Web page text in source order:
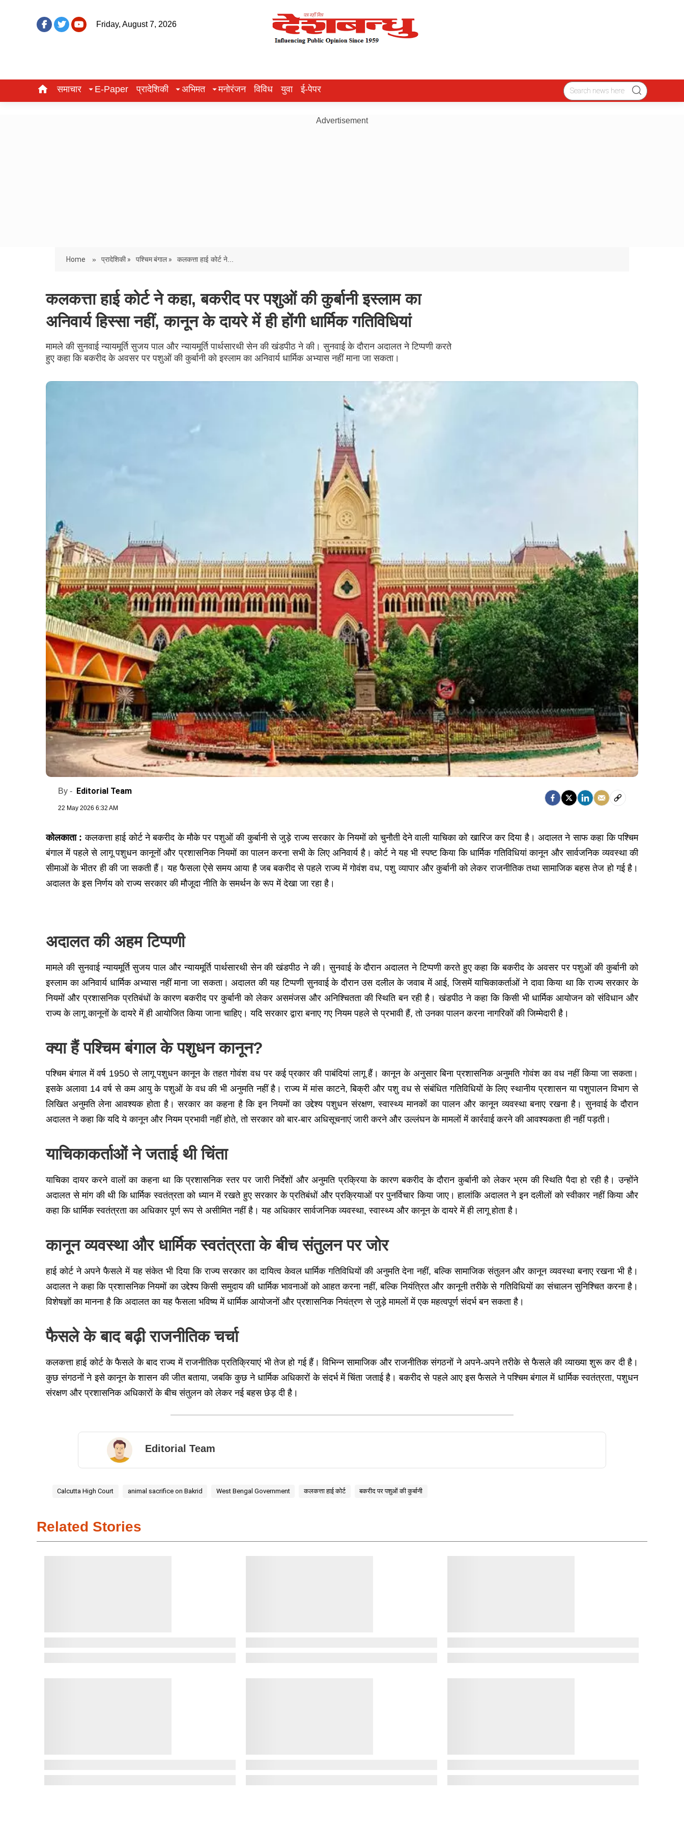
Friday, August 7, 2026
समाचार E-Paper प्रादेशिकी अभिमत मनोरंजन विविध युवा ई-पेपर
Advertisement
Home » प्रादेशिकी » पश्चिम बंगाल » कलकत्ता हाई कोर्ट ने...
कलकत्ता हाई कोर्ट ने कहा, बकरीद पर पशुओं की कुर्बानी इस्लाम का
अनिवार्य हिस्सा नहीं, कानून के दायरे में ही होंगी धार्मिक गतिविधियां
मामले की सुनवाई न्यायमूर्ति सुजय पाल और न्यायमूर्ति पार्थसारथी सेन की खंडपीठ ने की। सुनवाई के दौरान अदालत ने टिप्पणी करते
हुए कहा कि बकरीद के अवसर पर पशुओं की कुर्बानी को इस्लाम का अनिवार्य धार्मिक अभ्यास नहीं माना जा सकता।
By - Editorial Team
22 May 2026 6:32 AM
कोलकाता : कलकत्ता हाई कोर्ट ने बकरीद के मौके पर पशुओं की कुर्बानी से जुड़े राज्य सरकार के नियमों को चुनौती देने वाली याचिका को खारिज कर दिया है। अदालत ने साफ कहा कि पश्चिम
बंगाल में पहले से लागू पशुधन कानूनों और प्रशासनिक नियमों का पालन करना सभी के लिए अनिवार्य है। कोर्ट ने यह भी स्पष्ट किया कि धार्मिक गतिविधियां कानून और सार्वजनिक व्यवस्था की
सीमाओं के भीतर ही की जा सकती हैं। यह फैसला ऐसे समय आया है जब बकरीद से पहले राज्य में गोवंश वध, पशु व्यापार और कुर्बानी को लेकर राजनीतिक तथा सामाजिक बहस तेज हो गई है।
अदालत के इस निर्णय को राज्य सरकार की मौजूदा नीति के समर्थन के रूप में देखा जा रहा है।
अदालत की अहम टिप्पणी
मामले की सुनवाई न्यायमूर्ति सुजय पाल और न्यायमूर्ति पार्थसारथी सेन की खंडपीठ ने की। सुनवाई के दौरान अदालत ने टिप्पणी करते हुए कहा कि बकरीद के अवसर पर पशुओं की कुर्बानी को
इस्लाम का अनिवार्य धार्मिक अभ्यास नहीं माना जा सकता। अदालत की यह टिप्पणी सुनवाई के दौरान उस दलील के जवाब में आई, जिसमें याचिकाकर्ताओं ने दावा किया था कि राज्य सरकार के
नियमों और प्रशासनिक प्रतिबंधों के कारण बकरीद पर कुर्बानी को लेकर असमंजस और अनिश्चितता की स्थिति बन रही है। खंडपीठ ने कहा कि किसी भी धार्मिक आयोजन को संविधान और
राज्य के लागू कानूनों के दायरे में ही आयोजित किया जाना चाहिए। यदि सरकार द्वारा बनाए गए नियम पहले से प्रभावी हैं, तो उनका पालन करना नागरिकों की जिम्मेदारी है।
क्या हैं पश्चिम बंगाल के पशुधन कानून?
पश्चिम बंगाल में वर्ष 1950 से लागू पशुधन कानून के तहत गोवंश वध पर कई प्रकार की पाबंदियां लागू हैं। कानून के अनुसार बिना प्रशासनिक अनुमति गोवंश का वध नहीं किया जा सकता।
इसके अलावा 14 वर्ष से कम आयु के पशुओं के वध की भी अनुमति नहीं है। राज्य में मांस काटने, बिक्री और पशु वध से संबंधित गतिविधियों के लिए स्थानीय प्रशासन या पशुपालन विभाग से
लिखित अनुमति लेना आवश्यक होता है। सरकार का कहना है कि इन नियमों का उद्देश्य पशुधन संरक्षण, स्वास्थ्य मानकों का पालन और कानून व्यवस्था बनाए रखना है। सुनवाई के दौरान
अदालत ने कहा कि यदि ये कानून और नियम प्रभावी नहीं होते, तो सरकार को बार-बार अधिसूचनाएं जारी करने और उल्लंघन के मामलों में कार्रवाई करने की आवश्यकता ही नहीं पड़ती।
याचिकाकर्ताओं ने जताई थी चिंता
याचिका दायर करने वालों का कहना था कि प्रशासनिक स्तर पर जारी निर्देशों और अनुमति प्रक्रिया के कारण बकरीद के दौरान कुर्बानी को लेकर भ्रम की स्थिति पैदा हो रही है। उन्होंने
अदालत से मांग की थी कि धार्मिक स्वतंत्रता को ध्यान में रखते हुए सरकार के प्रतिबंधों और प्रक्रियाओं पर पुनर्विचार किया जाए। हालांकि अदालत ने इन दलीलों को स्वीकार नहीं किया और
कहा कि धार्मिक स्वतंत्रता का अधिकार पूर्ण रूप से असीमित नहीं है। यह अधिकार सार्वजनिक व्यवस्था, स्वास्थ्य और कानून के दायरे में ही लागू होता है।
कानून व्यवस्था और धार्मिक स्वतंत्रता के बीच संतुलन पर जोर
हाई कोर्ट ने अपने फैसले में यह संकेत भी दिया कि राज्य सरकार का दायित्व केवल धार्मिक गतिविधियों की अनुमति देना नहीं, बल्कि सामाजिक संतुलन और कानून व्यवस्था बनाए रखना भी है।
अदालत ने कहा कि प्रशासनिक नियमों का उद्देश्य किसी समुदाय की धार्मिक भावनाओं को आहत करना नहीं, बल्कि नियंत्रित और कानूनी तरीके से गतिविधियों का संचालन सुनिश्चित करना है।
विशेषज्ञों का मानना है कि अदालत का यह फैसला भविष्य में धार्मिक आयोजनों और प्रशासनिक नियंत्रण से जुड़े मामलों में एक महत्वपूर्ण संदर्भ बन सकता है।
फैसले के बाद बढ़ी राजनीतिक चर्चा
कलकत्ता हाई कोर्ट के फैसले के बाद राज्य में राजनीतिक प्रतिक्रियाएं भी तेज हो गई हैं। विभिन्न सामाजिक और राजनीतिक संगठनों ने अपने-अपने तरीके से फैसले की व्याख्या शुरू कर दी है।
कुछ संगठनों ने इसे कानून के शासन की जीत बताया, जबकि कुछ ने धार्मिक अधिकारों के संदर्भ में चिंता जताई है। बकरीद से पहले आए इस फैसले ने पश्चिम बंगाल में धार्मिक स्वतंत्रता, पशुधन
संरक्षण और प्रशासनिक अधिकारों के बीच संतुलन को लेकर नई बहस छेड़ दी है।
Editorial Team
Calcutta High Court animal sacrifice on Bakrid West Bengal Government कलकत्ता हाई कोर्ट बकरीद पर पशुओं की कुर्बानी
Related Stories